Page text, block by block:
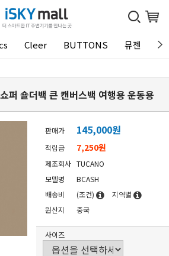
Cleer BUTTONS 뮤젠
퍼 숄더백 큰 캔버스백 여행용 운동용
판매가 145,000원
적립금 7,250원
제조회사 TUCANO
모델명
BCASH
배송비
(조건)
지역별
원산지
중국
사이즈